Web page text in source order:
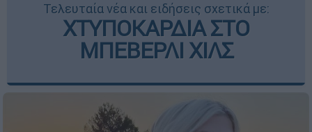
Τελευταία νέα και ειδήσεις σχετικά με:
ΧΤΥΠΟΚΑΡΔΙΑ ΣΤΟ
ΜΠΕΒΕΡΛΙ ΧΙΛΣ